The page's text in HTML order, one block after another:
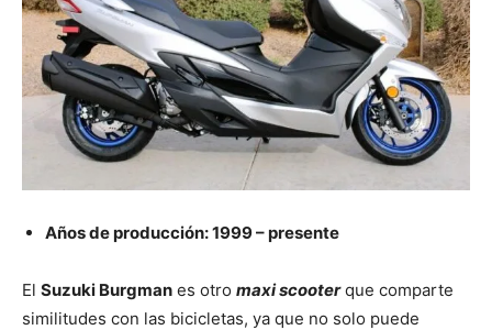
Años de producción: 1999 – presente
El Suzuki Burgman es otro maxi scooterque comparte
similitudes con las bicicletas, ya que no solo puede